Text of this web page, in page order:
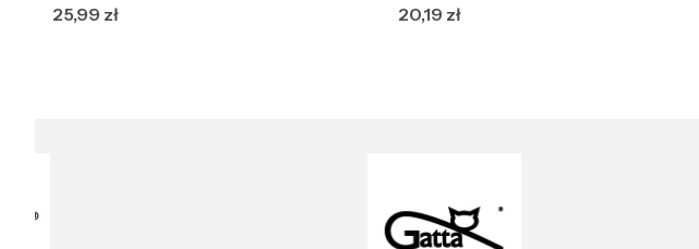
Cena
25,99 zł Cena
20,19 zł